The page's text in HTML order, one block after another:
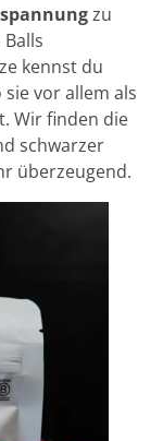
zu
kennst du
vor allem als
Wir finden die
schwarzer
überzeugend.